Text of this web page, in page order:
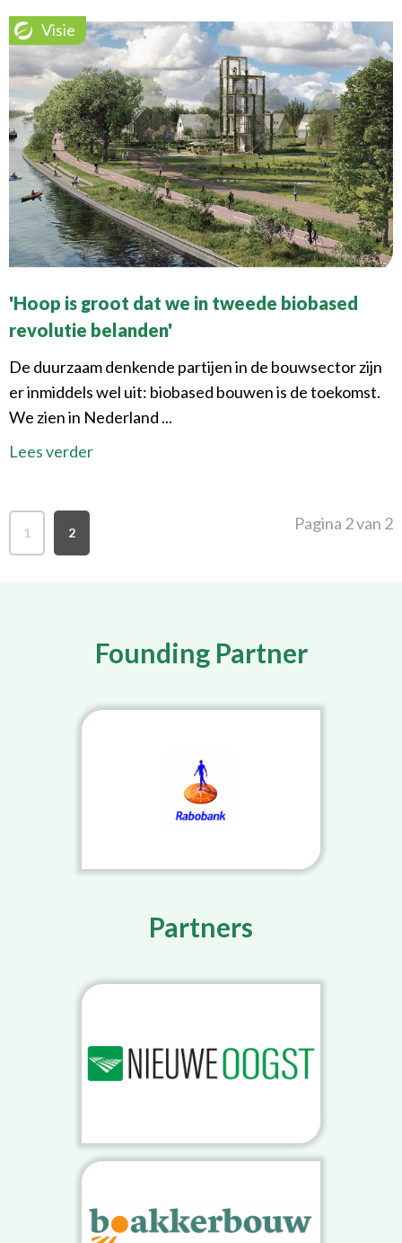
Visie
'Hoop is groot dat we in tweede biobased
revolutie belanden'
De duurzaam denkende partijen in de bouwsector zijn
er inmiddels wel uit: biobased bouwen is de toekomst.
We zien in Nederland ...
Lees verder
1 2 Pagina 2 van 2
Founding Partner
Partners